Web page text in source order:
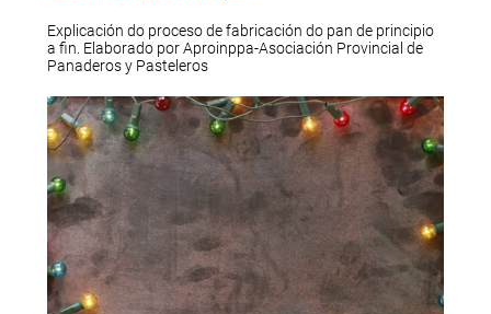
Explicación do proceso de fabricación do pan de principio
a fin. Elaborado por Aproinppa-Asociación Provincial de
Panaderos y Pasteleros